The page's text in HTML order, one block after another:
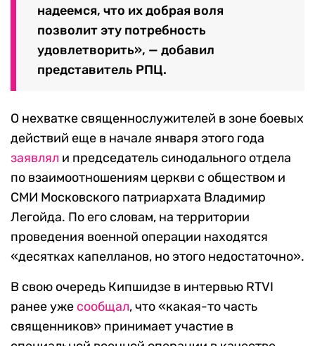
надеемся, что их добрая воля
позволит эту потребность
удовлетворить», — добавил
представитель РПЦ.
О нехватке священнослужителей в зоне боевых
действий еще в начале января этого года
заявлял и председатель синодального отдела
по взаимоотношениям церкви с обществом и
СМИ Московского патриархата Владимир
Легойда. По его словам, на территории
проведения военной операции находятся
«десятках капелланов, но этого недостаточно».
В свою очередь Кипшидзе в интервью RTVI
ранее уже сообщал, что «какая-то часть
священников» принимает участие в